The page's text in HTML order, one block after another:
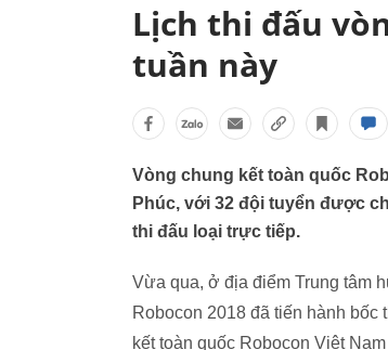
Lịch thi đấu
tuần này
Vòng chung kết toàn quốc
Phúc, với 32 đội tuyển được
thi đấu loại trực tiếp.
Vừa qua, ở địa điểm Trung tâm
Robocon 2018 đã tiến hành bốc
kết toàn quốc Robocon Việt